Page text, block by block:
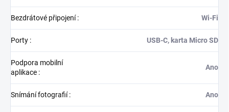
Bezdrátové připojení : Wi-Fi
Porty : USB-C, karta Micro SD
Podpora mobilní
aplikace :
Ano
Snímání fotografií : Ano